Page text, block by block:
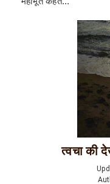
त्वचा की